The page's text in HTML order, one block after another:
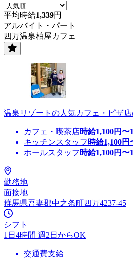
平均時給1,339円
アルバイト・パート
四万温泉柏屋カフェ
温泉リゾートの人気カフェ・ピザ
カフェ・喫茶店時給1,100円〜
キッチンスタッフ 時給1,100円
ホールスタッフ 時給1,100円〜
勤務地
面接地
群馬県吾妻郡中之条町四万4237-45
シフト
1日4時間 週2日からOK
交通費支給